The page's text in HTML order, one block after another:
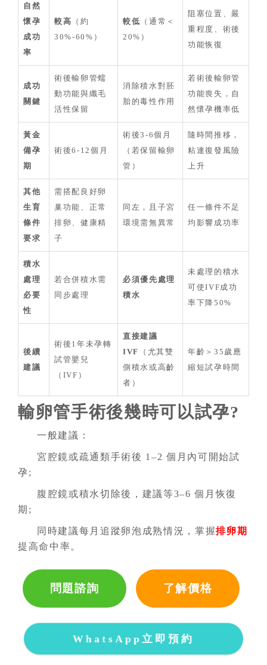
自然
懷孕
成功
率
較高 （約
30%-60%）
較低 （通常＜
20%）
阻塞位置、嚴
重程度、術後
功能恢復
成功
關鍵
術後輸卵管蠕
動功能與纖毛
活性保留
消除積水對胚
胎的毒性作用
若術後輸卵管
功能喪失，自
然懷孕機率低
黃金
備孕
期
術後6-12個月
術後3-6個月
（若保留輸卵
管）
隨時間推移，
粘連復發風險
上升
其他
生育
條件
要求
需搭配良好卵
巢功能、正常
排卵、健康精
子
同左，且子宮
環境需無異常
任一條件不足
均影響成功率
積水
處理
必要
性
若合併積水需
同步處理
必須優先處理
積水
未處理的積水
可使IVF成功
率下降50%
後續
建議
術後1年未孕轉
試管嬰兒
（IVF）
直接建議
IVF
（尤其雙
側積水或高齡
者）
年齡＞35歲應
縮短試孕時間
輸卵管手術後幾時可以試孕?
一般建議：
宮腔鏡或疏通類手術後 1–2 個月內可開始試
孕;
腹腔鏡或積水切除後，建議等3–6 個月恢復
期;
同時建議每月追蹤卵泡成熟情況，掌握排卵期
提高命中率。
問題諮詢 了解價格
WhatsApp立即預約